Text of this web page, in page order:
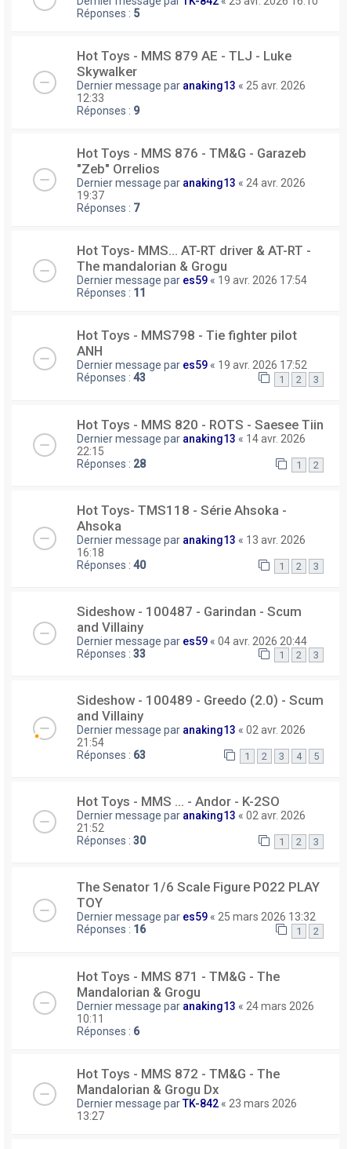
Réponses : 5
Hot Toys - MMS 879 AE - TLJ - Luke
Skywalker
Dernier message par anaking13 « 25 avr. 2026
12:33
Réponses : 9
Hot Toys - MMS 876 - TM&G - Garazeb
"Zeb" Orrelios
Dernier message par anaking13 « 24 avr. 2026
19:37
Réponses : 7
Hot Toys- MMS... AT-RT driver & AT-RT -
The mandalorian & Grogu
Dernier message par es59 « 19 avr. 2026 17:54
Réponses : 11
Hot Toys - MMS798 - Tie fighter pilot
ANH
Dernier message par es59 « 19 avr. 2026 17:52
Réponses : 43 1 2 3
Hot Toys - MMS 820 - ROTS - Saesee Tiin
Dernier message par anaking13 « 14 avr. 2026
22:15
Réponses : 28 1 2
Hot Toys- TMS118 - Série Ahsoka -
Ahsoka
Dernier message par anaking13 « 13 avr. 2026
16:18
Réponses : 40 1 2 3
Sideshow - 100487 - Garindan - Scum
and Villainy
Dernier message par es59 « 04 avr. 2026 20:44
Réponses : 33 1 2 3
Sideshow - 100489 - Greedo (2.0) - Scum
and Villainy
Dernier message par anaking13 « 02 avr. 2026
21:54
Réponses : 63 1 2 3 4 5
Hot Toys - MMS ... - Andor - K-2SO
Dernier message par anaking13 « 02 avr. 2026
21:52
Réponses : 30 1 2 3
The Senator 1/6 Scale Figure P022 PLAY
TOY
Dernier message par es59 « 25 mars 2026 13:32
Réponses : 16 1 2
Hot Toys - MMS 871 - TM&G - The
Mandalorian & Grogu
Dernier message par anaking13 « 24 mars 2026
10:11
Réponses : 6
Hot Toys - MMS 872 - TM&G - The
Mandalorian & Grogu Dx
Dernier message parTK-842 « 23 mars 2026
13:27